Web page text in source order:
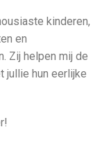
kinderen,
en
Zij helpen mij de
jullie hun eerlijke